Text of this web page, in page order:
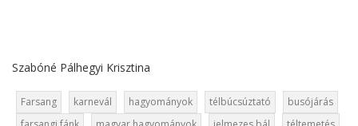
Szabóné Pálhegyi Krisztina
Farsang karnevál hagyományok télbúcsúztató
busójárás